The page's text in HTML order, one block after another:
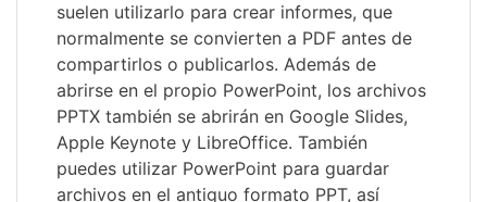
suelen utilizarlo para crear informes, que
normalmente se convierten a PDF antes de
compartirlos o publicarlos. Además de
abrirse en el propio PowerPoint, los archivos
PPTX también se abrirán en Google Slides,
Apple Keynote y LibreOffice. También
puedes utilizar PowerPoint para guardar
archivos en el antiguo formato PPT, así